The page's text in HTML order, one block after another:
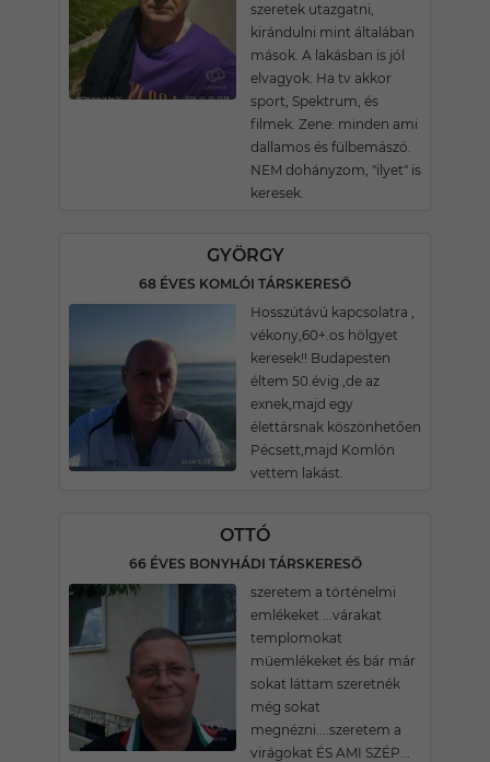
szeretek utazgatni,
kirándulni mint általában
mások. A lakásban is jól
elvagyok. Ha tv akkor
sport, Spektrum, és
filmek. Zene: minden ami
dallamos és fülbemászó.
NEM dohányzom, "ilyet" is
keresek.
GYÖRGY
68 ÉVES KOMLÓI TÁRSKERESŐ
Hosszútávú kapcsolatra ,
vékony,60+.os hölgyet
keresek!! Budapesten
éltem 50.évig ,de az
exnek,majd egy
élettársnak köszönhetően
Pécsett,majd Komlón
vettem lakást.
OTTÓ
66 ÉVES BONYHÁDI TÁRSKERESŐ
szeretem a történelmi
emlékeket ...várakat
templomokat
müemlékeket és bár már
sokat láttam szeretnék
még sokat
megnézni....szeretem a
virágokat ÉS AMI SZÉP...